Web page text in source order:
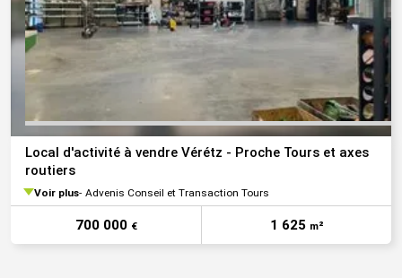
Local d'activité à vendre Vérétz - Proche Tours et axes
routiers
Voir plus Advenis Conseil et Transaction Tours
700 000 € 1 625 m²